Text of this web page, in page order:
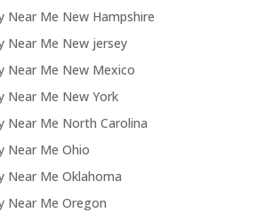
Near Me New Hampshire
Near Me New jersey
Near Me New Mexico
Near Me New York
Near Me North Carolina
Near Me Ohio
Near Me Oklahoma
Near Me Oregon